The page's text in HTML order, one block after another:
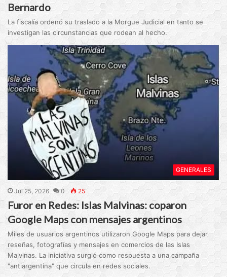
Bernardo
La fiscalía ordenó su traslado a la Morgue Judicial en tanto se
investigan las circunstancias que rodean al hecho.
GENERALES
Jul 25, 2026 0 25
Furor en Redes: Islas Malvinas: coparon
Google Maps con mensajes argentinos
Miles de usuarios argentinos utilizaron Google Maps para dejar
reseñas, fotografías y mensajes en comercios de las Islas
Malvinas. La iniciativa surgió como respuesta a una campaña
"antiargentina" que circula en redes sociales.